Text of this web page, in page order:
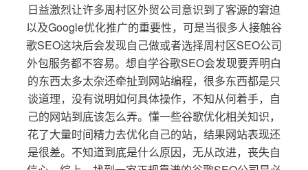
日益激烈让许多周村区外贸公司意识到了客源的窘迫
以及Google优化推广的重要性，可是当很多人接触谷
歌SEO这块后会发现自己做或者选择周村区SEO公司
外包服务都不容易。想自学谷歌SEO会发现要弄明白
的东西太多太杂还牵扯到网站编程，很多东西都是只
谈道理，没有说明如何具体操作，不知从何着手，自
己的网站到底该怎么弄。懂一些谷歌优化相关知识，
花了大量时间精力去优化自己的站，结果网站表现还
是很差。不知道到底是什么原因，无从改进，丧失自